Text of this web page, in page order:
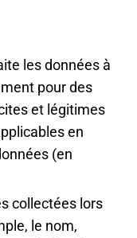
les données à
pour des
et légitimes
en
(en
collectées lors
le nom,